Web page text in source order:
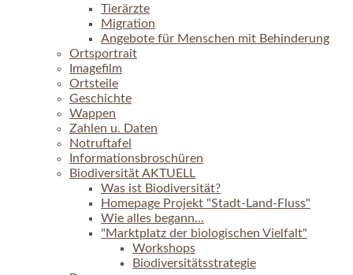
Tierärzte
Migration
Angebote für Menschen mit Behinderung
Ortsportrait
Imagefilm
Ortsteile
Geschichte
Wappen
Zahlen u. Daten
Notruftafel
Informationsbroschüren
Biodiversität AKTUELL
Was ist Biodiversität?
Homepage Projekt "Stadt-Land-Fluss"
Wie alles begann...
"Marktplatz der biologischen Vielfalt"
Workshops
Biodiversitätsstrategie